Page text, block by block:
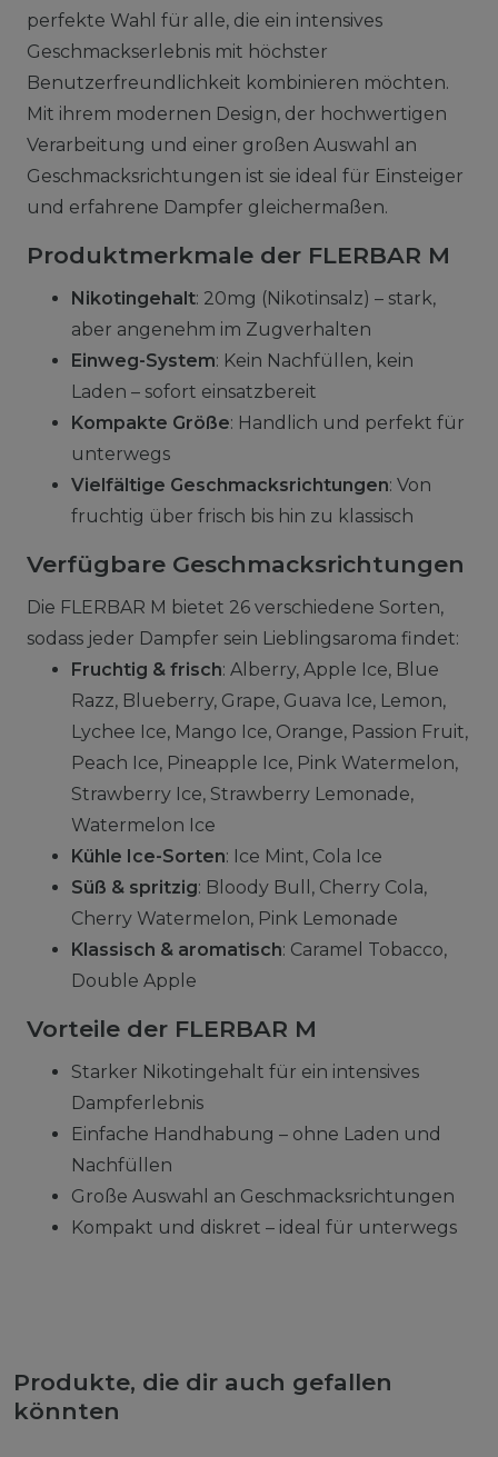
perfekte Wahl für alle, die ein intensives
Geschmackserlebnis mit höchster
Benutzerfreundlichkeit kombinieren möchten.
Mit ihrem modernen Design, der hochwertigen
Verarbeitung und einer großen Auswahl an
Geschmacksrichtungen ist sie ideal für Einsteiger
und erfahrene Dampfer gleichermaßen.
Produktmerkmale der FLERBAR M
Nikotingehalt: 20mg (Nikotinsalz) – stark,
aber angenehm im Zugverhalten
Einweg-System: Kein Nachfüllen, kein
Laden – sofort einsatzbereit
Kompakte Größe: Handlich und perfekt für
unterwegs
Vielfältige Geschmacksrichtungen: Von
fruchtig über frisch bis hin zu klassisch
Verfügbare Geschmacksrichtungen
Die FLERBAR M bietet 26 verschiedene Sorten,
sodass jeder Dampfer sein Lieblingsaroma findet:
Fruchtig & frisch: Alberry, Apple Ice, Blue
Razz, Blueberry, Grape, Guava Ice, Lemon,
Lychee Ice, Mango Ice, Orange, Passion Fruit,
Peach Ice, Pineapple Ice, Pink Watermelon,
Strawberry Ice, Strawberry Lemonade,
Watermelon Ice
Kühle Ice-Sorten: Ice Mint, Cola Ice
Süß & spritzig: Bloody Bull, Cherry Cola,
Cherry Watermelon, Pink Lemonade
Klassisch & aromatisch: Caramel Tobacco,
Double Apple
Vorteile der FLERBAR M
Starker Nikotingehalt für ein intensives
Dampferlebnis
Einfache Handhabung – ohne Laden und
Nachfüllen
Große Auswahl an Geschmacksrichtungen
Kompakt und diskret – ideal für unterwegs
Produkte, die dir auch gefallen
könnten